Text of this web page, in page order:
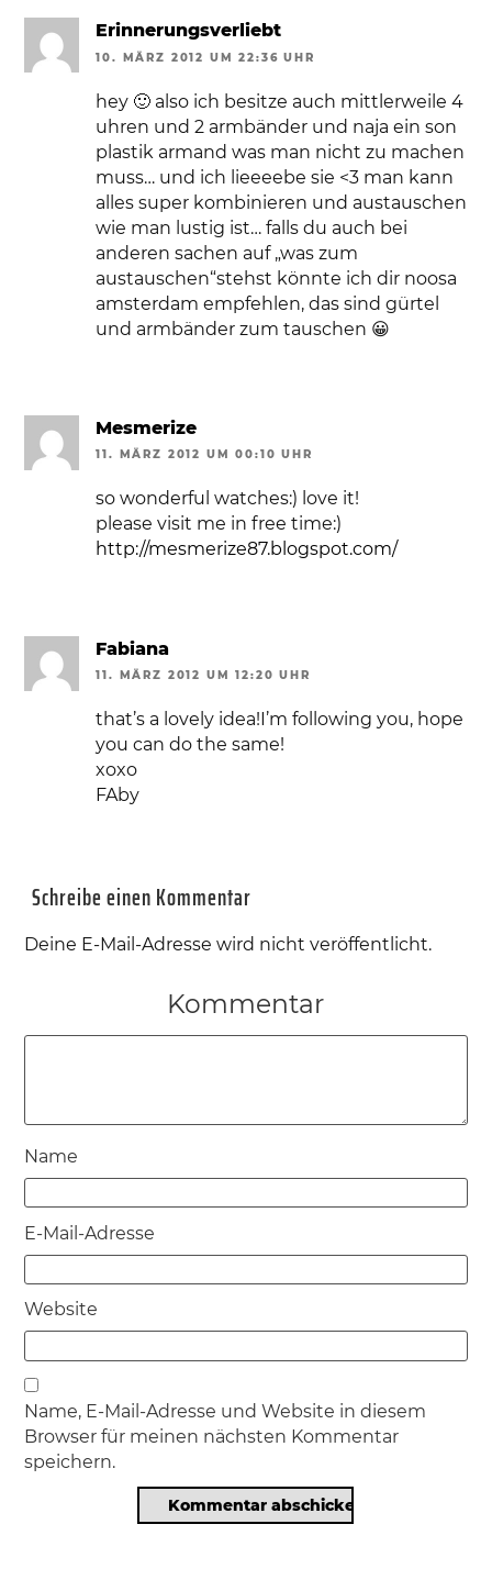
Erinnerungsverliebt
10. MÄRZ 2012 UM 22:36 UHR
hey 🙂 also ich besitze auch mittlerweile 4
uhren und 2 armbänder und naja ein son
plastik armand was man nicht zu machen
muss… und ich lieeeebe sie <3 man kann
alles super kombinieren und austauschen
wie man lustig ist… falls du auch bei
anderen sachen auf „was zum
austauschen“stehst könnte ich dir noosa
amsterdam empfehlen, das sind gürtel
und armbänder zum tauschen 😀
Mesmerize
11. MÄRZ 2012 UM 00:10 UHR
so wonderful watches:) love it!
please visit me in free time:)
http://mesmerize87.blogspot.com/
Fabiana
11. MÄRZ 2012 UM 12:20 UHR
that’s a lovely idea!I’m following you, hope
you can do the same!
xoxo
FAby
Schreibe einen Kommentar
Deine E-Mail-Adresse wird nicht veröffentlicht.
Kommentar
Name
E-Mail-Adresse
Website
Name, E-Mail-Adresse und Website in diesem
Browser für meinen nächsten Kommentar
speichern.